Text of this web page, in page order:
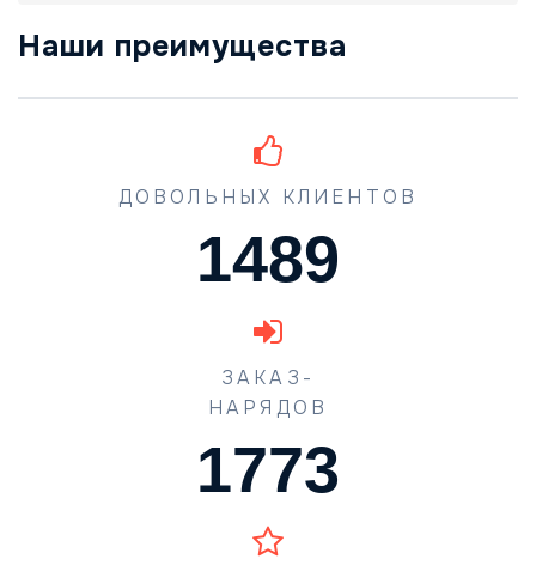
Наши преимущества
ДОВОЛЬНЫХ КЛИЕНТОВ
1489
ЗАКАЗ-
НАРЯДОВ
1773